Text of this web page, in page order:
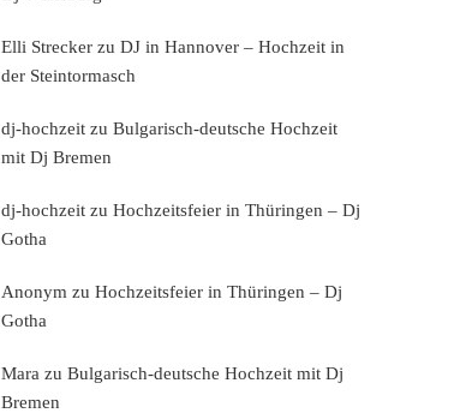
Elli Strecker zu DJ in Hannover – Hochzeit in
der Steintormasch
dj-hochzeit zu Bulgarisch-deutsche Hochzeit
mit Dj Bremen
dj-hochzeit zu Hochzeitsfeier in Thüringen – Dj
Gotha
Anonym zu Hochzeitsfeier in Thüringen – Dj
Gotha
Mara zu Bulgarisch-deutsche Hochzeit mit Dj
Bremen